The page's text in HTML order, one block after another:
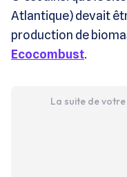
Atlantique) devait
production de
Ecocombust.
La suite de